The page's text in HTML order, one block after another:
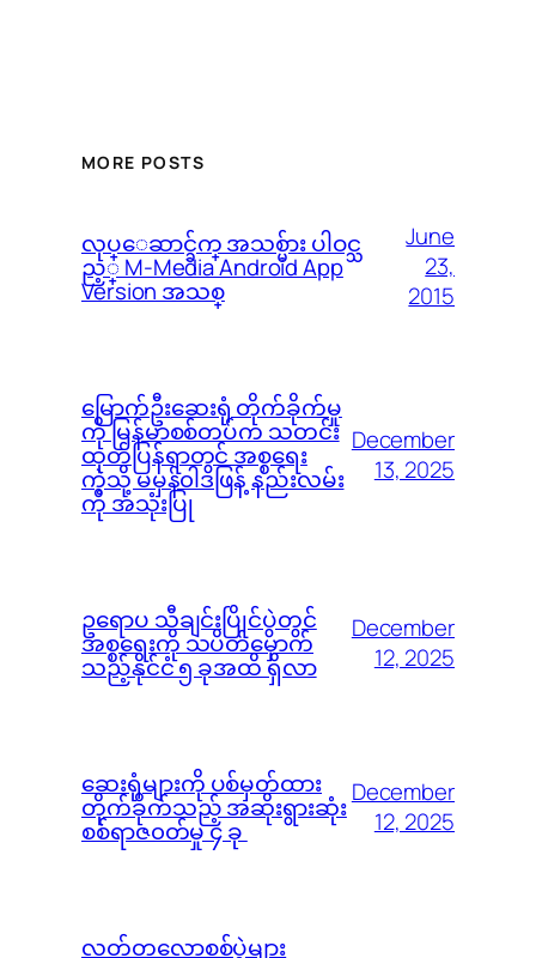
MORE POSTS
လုပ္ေဆာင္ခ်က္ အသစ္မ်ား ပါဝင္သ
ည့္ M-Media Android App
Version အသစ္
June
23,
2015
မြောက်ဦးဆေးရုံ တိုက်ခိုက်မှု
ကို မြန်မာစစ်တပ်က သတင်း
ထုတ်ပြန်ရာတွင် အစ္စရေး
ကဲ့သို့ မမှန်၀ါဒဖြန့် နည်းလမ်း
ကို အသုံးပြု
December
13, 2025
ဥရောပ သီချင်းပြိုင်ပွဲတွင်
အစ္စရေးကို သပိတ်မှောက်
သည့်နိုင်ငံ ၅ ခုအထိ ရှိလာ
December
12, 2025
ဆေးရုံများကို ပစ်မှတ်ထား
တိုက်ခိုက်သည့် အဆိုးရွားဆုံး
စစ်ရာဇ၀တ်မှု ၄ ခု
December
12, 2025
လတ်တလောစစ်ပွဲများ